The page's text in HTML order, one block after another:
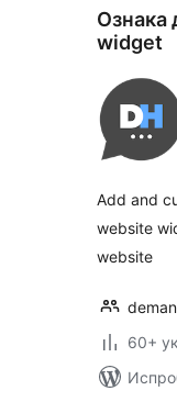
Ознака
widget
Add and
website
website
60+